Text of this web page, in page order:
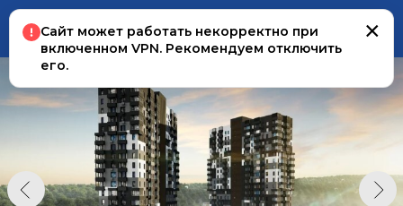
Сайт может работать некорректно при
включенном VPN. Рекомендуем отключить
его.
×
Район: Чайка
Адрес: улица Мусоргского, 2
Срок сдачи: Сдан
Тип дома: монолитный
Кол-во этажей: 22
Квартир на этаже: 8
Лифтов на этаже: 3
Высота потолков: 2,7 м.
Отопление: Электрическое